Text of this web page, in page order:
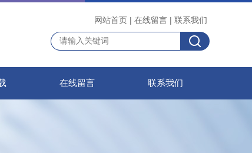
网站首页 | 在线留言 | 联系我们
在线留言 联系我们